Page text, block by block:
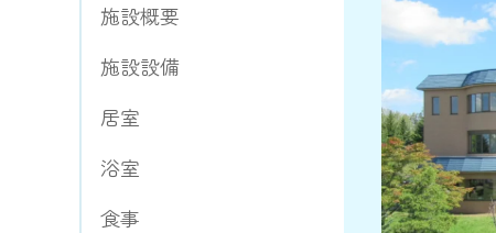
施設概要
施設設備
居室
浴室
食事